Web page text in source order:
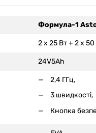
Формула-1
2 x 25 Вт + 2 x 50
24V5Ah
2,4 ГГц,
3 швидкості,
Кнопка